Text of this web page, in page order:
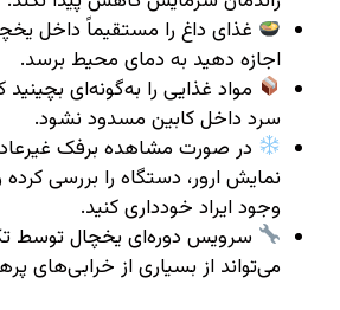
غذای داغ را مستقیماً داخل
اجازه دهید به دمای محیط برسد.
مواد غذایی را به‌گونه‌ای
سرد داخل کابین مسدود نشود.
در صورت مشاهده برفک
نمایش ارور، دستگاه را بررسی کرده
وجود ایراد خودداری کنید.
سرویس دوره‌ای یخچال
می‌تواند از بسیاری از خرابی‌های